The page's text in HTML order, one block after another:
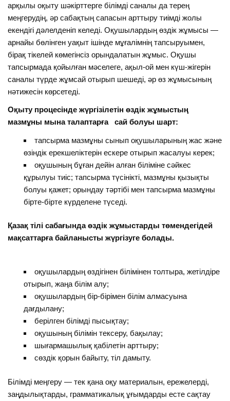
арқылы оқыту шәкірттерге білімді саналы да терең
меңгерудің, әр сабақтың сапасын арттыру тиімді жолы
екендігі дәлелденіп келеді. Оқушылардың өздік жұмысы —
арнайы бөлінген уақыт ішінде мұғалімнің тапсыруымен,
бірақ тікелей көмегінсіз орындалатын жұмыс. Оқушы
тапсырмада қойылған мәселеге, ақыл-ой мен күш-жігерін
саналы түрде жұмсай отырып шешеді, әр өз жұмысының
нәтижесін көрсетеді.
Оқыту процесінде жүргізілетін өздік жұмыстың
мазмұны мына талаптарға сай болуы шарт:
тапсырма мазмұны сынып оқушыларының жас және
өзіндік ерекшеліктерін ескере отырып жасалуы керек;
оқушының бұған дейін алған біліміне сәйкес
құрылуы тиіс; тапсырма түсінікті, мазмұны қызықты
болуы қажет; орындау тәртібі мен тапсырма мазмұны
бірте-бірте күрделене түседі.
Қазақ тілі сабағында өздік жұмыстарды төмендегідей
мақсаттарға байланысты жүргізуге болады.
оқушылардың өздігінен білімінен толтыра, жетілдіре
отырып, жаңа білім алу;
оқушылардың бір-бірімен білім алмасуына
дағдылану;
берілген білімді пысықтау;
оқушының білімін тексеру, бақылау;
шығармашылық қабілетін арттыру;
сөздік қорын байыту, тіл дамыту.
Білімді меңгеру — тек қана оқу материалын, ережелерді,
заңдылықтарды, грамматикалық ұғымдарды есте сақтау